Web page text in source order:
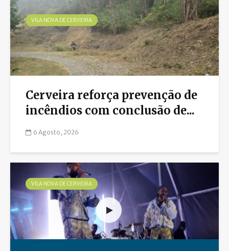
VILA NOVA DE CERVEIRA
Cerveira reforça prevenção de
incêndios com conclusão de...
6 Agosto, 2026
VILA NOVA DE CERVEIRA